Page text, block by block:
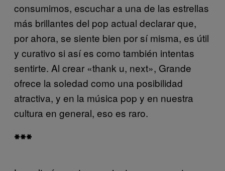
consumimos, escuchar a una de las estrellas
más brillantes del pop actual declarar que,
por ahora, se siente bien por sí misma, es útil
y curativo si así es como también intentas
sentirte. Al crear «thank u, next», Grande
ofrece la soledad como una posibilidad
atractiva, y en la música pop y en nuestra
cultura en general, eso es raro.
***